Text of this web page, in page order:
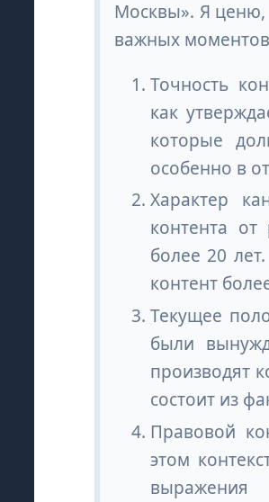
Москвы». Я ценю,
важных
Точность
как
которые
особенно в
Характер
контента
более 20
контент
Текущее
были
производят
состоит из
Правовой
этом